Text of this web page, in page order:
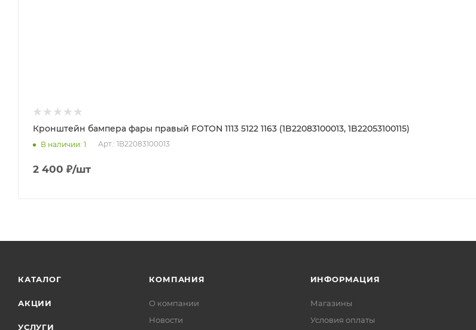
Кронштейн бампера фары правый FOTON 1113 5122 1163 (1B22083100013, 1B22053100115)
В наличии: 1 Арт.: 1B22083100013
2 400 ₽/шт
КАТАЛОГ
АКЦИИ
УСЛУГИ
КОМПАНИЯ
О компании
Новости
ИНФОРМАЦИЯ
Магазины
Условия оплаты